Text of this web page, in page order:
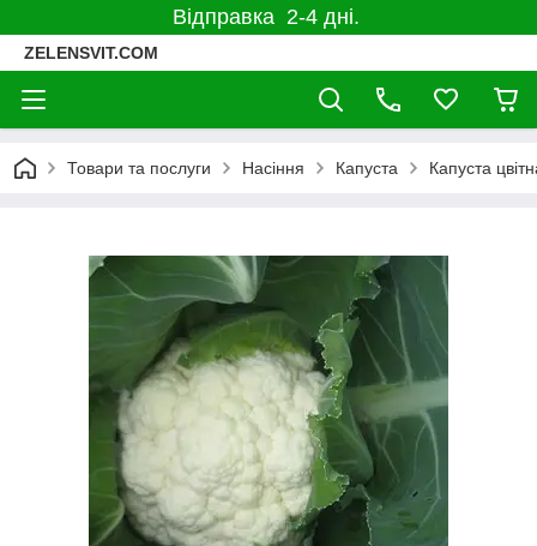
Відправка 2-4 дні.
ZELENSVIT.COM
Товари та послуги Насіння Капуста Капуста